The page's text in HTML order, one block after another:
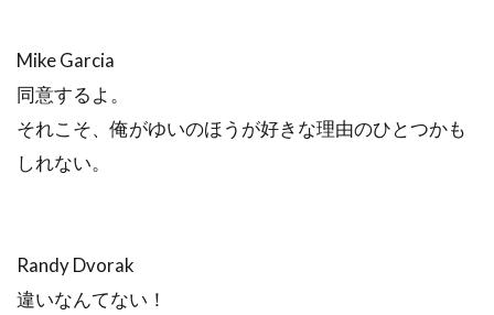
Mike Garcia
同意するよ。
それこそ、俺がゆいのほうが好きな理由のひとつかも
しれない。
Randy Dvorak
違いなんてない！